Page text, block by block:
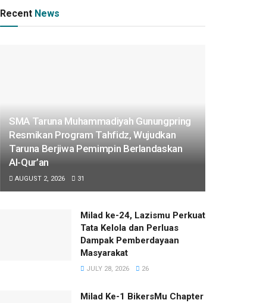
Recent News
SMA Taruna Muhammadiyah Gunungpring
Resmikan Program Tahfidz, Wujudkan
Taruna Berjiwa Pemimpin Berlandaskan
Al-Qur’an
AUGUST 2, 2026 31
Milad ke-24, Lazismu Perkuat
Tata Kelola dan Perluas
Dampak Pemberdayaan
Masyarakat
JULY 28, 2026 26
Milad Ke-1 BikersMu Chapter